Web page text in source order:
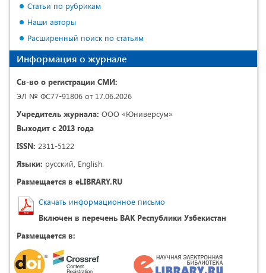
Статьи по рубрикам
Наши авторы
Расширенный поиск по статьям
Информация о журнале
Св-во о регистрации СМИ:
ЭЛ № ФС77-91806 от 17.06.2026
Учредитель журнала: ООО «Юниверсум»
Выходит с 2013 года
ISSN: 2311-5122
Языки: русский, English.
Размещается в eLIBRARY.RU
Скачать информационное письмо
Включен в перечень ВАК Республики Узбекистан
Размещается в: